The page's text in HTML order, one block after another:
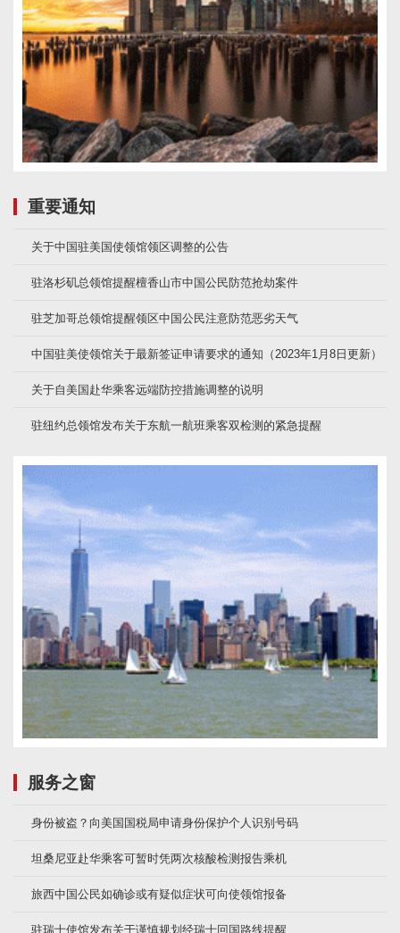
重要通知
关于中国驻美国使领馆领区调整的公告
驻洛杉矶总领馆提醒檀香山市中国公民防范抢劫案件
驻芝加哥总领馆提醒领区中国公民注意防范恶劣天气
中国驻美使领馆关于最新签证申请要求的通知（2023年1月8日更新）
关于自美国赴华乘客远端防控措施调整的说明
驻纽约总领馆发布关于东航一航班乘客双检测的紧急提醒
服务之窗
身份被盗？向美国国税局申请身份保护个人识别号码
坦桑尼亚赴华乘客可暂时凭两次核酸检测报告乘机
旅西中国公民如确诊或有疑似症状可向使领馆报备
驻瑞士使馆发布关于谨慎规划经瑞士回国路线提醒